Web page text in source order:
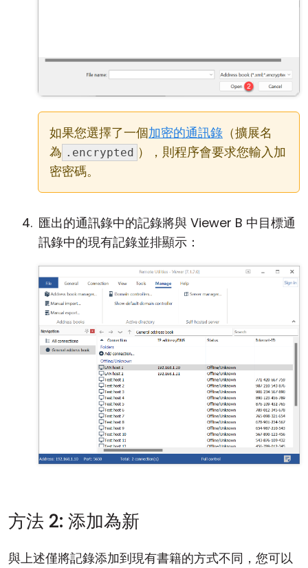
如果您選擇了一個加密的通訊錄 （擴展名
為 .encrypted ），則程序會要求您輸入加
密密碼。
匯出的通訊錄中的記錄將與 Viewer B 中目標通
訊錄中的現有記錄並排顯示：
方法 2: 添加為新
與上述僅將記錄添加到現有書籍的方式不同，您可以